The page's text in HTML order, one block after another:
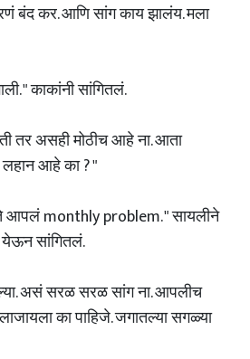
बंद कर. आणि सांग काय झालंय. मला
" काकांनी सांगितलं.
तर असही मोठीच आहे ना. आता
आहे का ? "
आपलं monthly problem. " सायलीने
सांगितलं.
असं सरळ सरळ सांग ना. आपलीच
का पाहिजे. जगातल्या सगळ्या